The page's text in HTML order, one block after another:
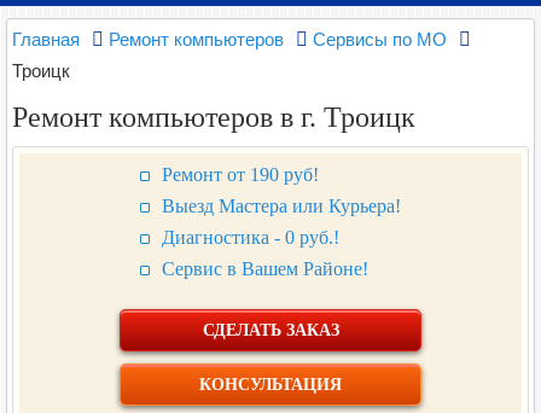
Главная Ремонт компьютеров
Сервисы по МО
Троицк
Ремонт компьютеров в г. Троицк
Ремонт от 190 руб!
Выезд Мастера или Курьера!
Диагностика - 0 руб.!
Сервис в Вашем Районе!
СДЕЛАТЬ ЗАКАЗ
КОНСУЛЬТАЦИЯ